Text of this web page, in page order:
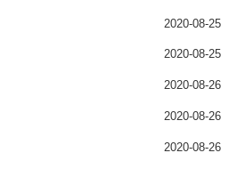
2020-08-25
2020-08-25
2020-08-26
2020-08-26
2020-08-26